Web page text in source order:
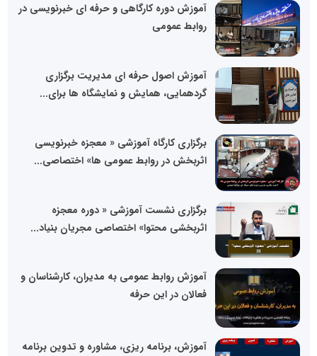
آموزش دوره کارگاهی و حرفه ای خبرنویسی در
روابط عمومی
آموزش اصول حرفه ای مدیریت برگزاری
گردهمایی، همایش و نمایشگاه ها برای...
برگزاری کارگاه آموزشی « معجزه خبرنویسی
اثربخش در روابط عمومی ها» اختصاصی...
برگزاری نشست آموزشی « دوره معجزه
اثربخشی محتوا» اختصاصی مجریان بنیاد...
آموزش روابط عمومی به مدیران، کارشناسان و
فعالان در این حرفه
آموزش، برنامه ریزی، مشاوره و تدوین برنامه